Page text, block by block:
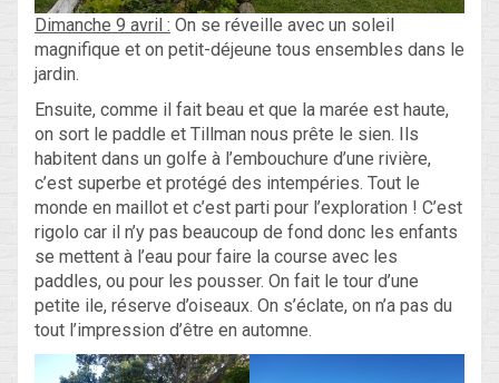
Dimanche 9 avril : On se réveille avec un soleil
magnifique et on petit-déjeune tous ensembles dans le
jardin.
Ensuite, comme il fait beau et que la marée est haute,
on sort le paddle et Tillman nous prête le sien. Ils
habitent dans un golfe à l’embouchure d’une rivière,
c’est superbe et protégé des intempéries. Tout le
monde en maillot et c’est parti pour l’exploration ! C’est
rigolo car il n’y pas beaucoup de fond donc les enfants
se mettent à l’eau pour faire la course avec les
paddles, ou pour les pousser. On fait le tour d’une
petite ile, réserve d’oiseaux. On s’éclate, on n’a pas du
tout l’impression d’être en automne.